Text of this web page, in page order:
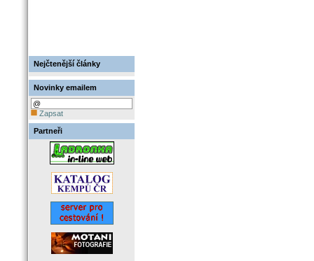
Nejčtenější články
Novinky emailem
Zapsat
Partneři